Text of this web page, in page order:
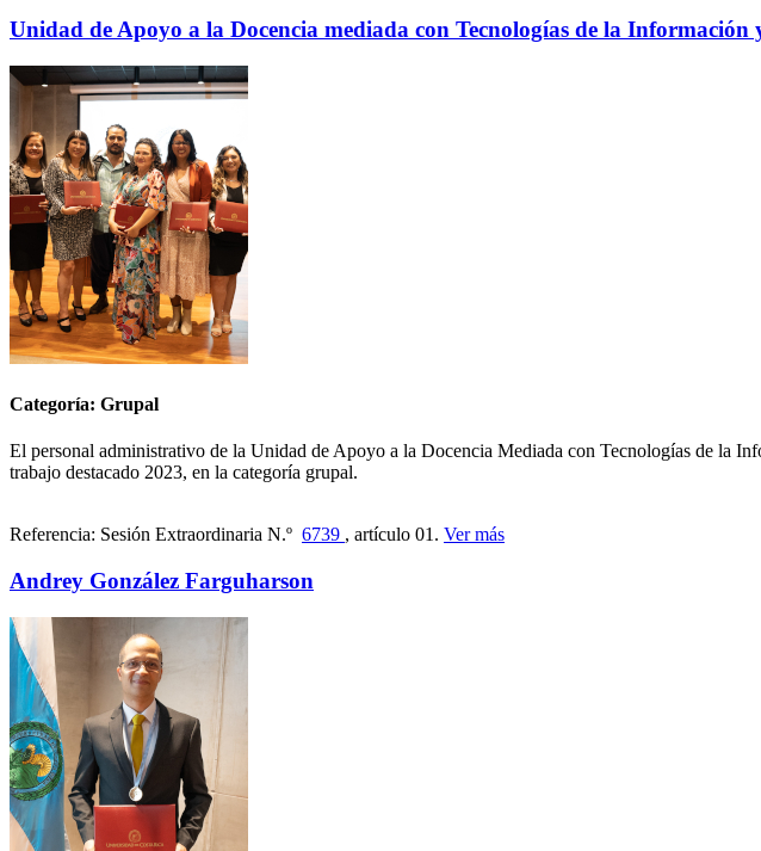
Unidad de Apoyo a la Docencia mediada con Tecnologías de la
Categoría: Grupal
El personal administrativo de la Unidad de Apoyo a la Docencia Mediada con Tecnologías de la
trabajo destacado 2023, en la categoría grupal.
Referencia: Sesión Extraordinaria N.º 6739 , artículo 01. Ver más
Andrey González Farguharson